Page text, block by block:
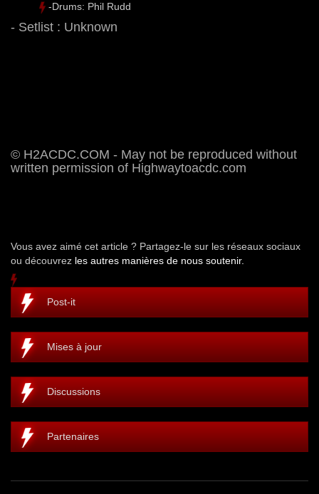
-Drums: Phil Rudd
- Setlist : Unknown
© H2ACDC.COM - May not be reproduced without
written permission of Highwaytoacdc.com
Vous avez aimé cet article ? Partagez-le sur les réseaux sociaux
ou découvrez les autres manières de nous soutenir.
Post-it
Mises à jour
Discussions
Partenaires